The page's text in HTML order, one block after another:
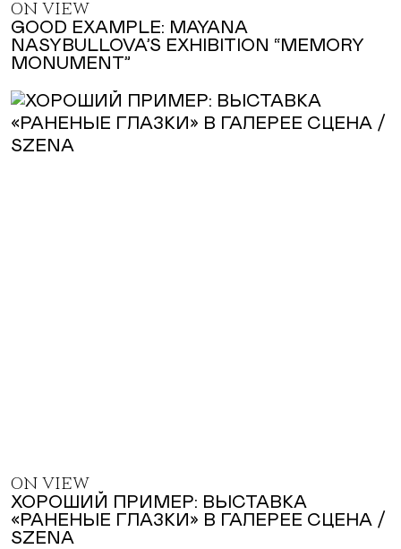
ON VIEW
GOOD EXAMPLE: MAYANA
NASYBULLOVA’S EXHIBITION “MEMORY
MONUMENT”
ON VIEW
ХОРОШИЙ ПРИМЕР: ВЫСТАВКА
«РАНЕНЫЕ ГЛАЗКИ» В ГАЛЕРЕЕ СЦЕНА /
SZENA